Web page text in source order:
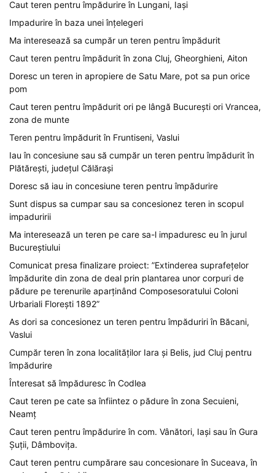
Caut teren pentru împădurire în Lungani, Iași
Impadurire în baza unei înțelegeri
Ma interesează sa cumpăr un teren pentru împădurit
Caut teren pentru împădurit în zona Cluj, Gheorghieni, Aiton
Doresc un teren in apropiere de Satu Mare, pot sa pun orice
pom
Caut teren pentru împădurit ori pe lângă București ori Vrancea,
zona de munte
Teren pentru împădurit în Fruntiseni, Vaslui
Iau în concesiune sau să cumpăr un teren pentru împădurit în
Plătărești, județul Călărași
Doresc să iau in concesiune teren pentru împădurire
Sunt dispus sa cumpar sau sa concesionez teren in scopul
impaduririi
Ma interesează un teren pe care sa-l impaduresc eu în jurul
Bucureștiului
Comunicat presa finalizare proiect: ”Extinderea suprafețelor
împădurite din zona de deal prin plantarea unor corpuri de
pădure pe terenurile aparținând Composesoratului Coloni
Urbariali Florești 1892”
As dori sa concesionez un teren pentru împăduriri în Băcani,
Vaslui
Cumpăr teren în zona localităților Iara și Belis, jud Cluj pentru
împădurire
Înteresat să împăduresc în Codlea
Caut teren pe cate sa înfiintez o pădure în zona Secuieni,
Neamț
Caut teren pentru împădurire în com. Vânători, Iași sau în Gura
Șuții, Dâmbovița.
Caut teren pentru cumpărare sau concesionare în Suceava, în